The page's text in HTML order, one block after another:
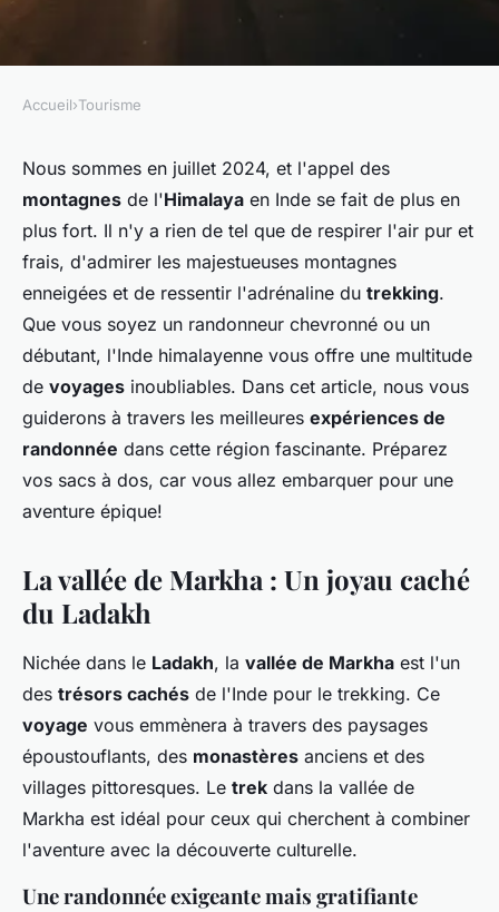
Où trouver les meilleures
expériences de randonnée
dans les montagnes de
l'Himalaya en Inde?
Lola• 4 juillet 2024 •6 min de lecture
Accueil›Tourisme
Nous sommes en juillet 2024, et l'appel des
montagnes de l'Himalaya en Inde se fait de plus en
plus fort. Il n'y a rien de tel que de respirer l'air pur et
frais, d'admirer les majestueuses montagnes
enneigées et de ressentir l'adrénaline du trekking.
Que vous soyez un randonneur chevronné ou un
débutant, l'Inde himalayenne vous offre une multitude
de voyages inoubliables. Dans cet article, nous vous
guiderons à travers les meilleures expériences de
randonnée dans cette région fascinante. Préparez
vos sacs à dos, car vous allez embarquer pour une
aventure épique!
La vallée de Markha : Un joyau caché
du Ladakh
Nichée dans le Ladakh, la vallée de Markha est l'un
des trésors cachés de l'Inde pour le trekking. Ce
voyage vous emmènera à travers des paysages
époustouflants, des monastères anciens et des
villages pittoresques. Le trek dans la vallée de
Markha est idéal pour ceux qui cherchent à combiner
l'aventure avec la découverte culturelle.
Une randonnée exigeante mais gratifiante